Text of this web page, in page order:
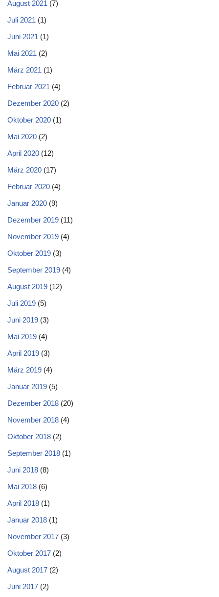
August 2021 (7)
Juli 2021 (1)
Juni 2021 (1)
Mai 2021 (2)
März 2021 (1)
Februar 2021 (4)
Dezember 2020 (2)
Oktober 2020 (1)
Mai 2020 (2)
April 2020 (12)
März 2020 (17)
Februar 2020 (4)
Januar 2020 (9)
Dezember 2019 (11)
November 2019 (4)
Oktober 2019 (3)
September 2019 (4)
August 2019 (12)
Juli 2019 (5)
Juni 2019 (3)
Mai 2019 (4)
April 2019 (3)
März 2019 (4)
Januar 2019 (5)
Dezember 2018 (20)
November 2018 (4)
Oktober 2018 (2)
September 2018 (1)
Juni 2018 (8)
Mai 2018 (6)
April 2018 (1)
Januar 2018 (1)
November 2017 (3)
Oktober 2017 (2)
August 2017 (2)
Juni 2017 (2)